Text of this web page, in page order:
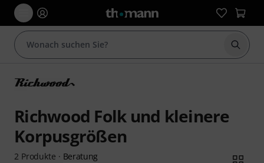
Suche
Richwood Folk und kleinere
Korpusgrößen
2 Produkte · Beratung